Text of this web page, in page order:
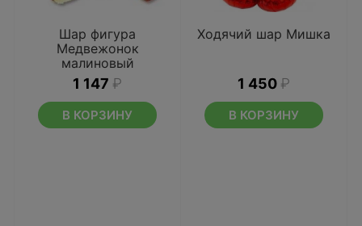
Шар фигура
Медвежонок
малиновый
1 147 ₽
В КОРЗИНУ
Ходячий шар Мишка
1 450 ₽
В КОРЗИНУ